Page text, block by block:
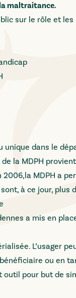
maltraitance.
sur le rôle et
unique dans le
la MDPH
2006,la MDPH a
à ce jour,
a mis en
L’usager
ou en
pour but de